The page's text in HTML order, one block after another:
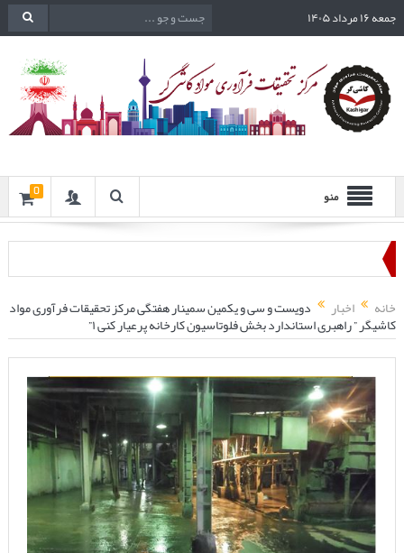
جمعه ۱۶ مرداد ۱۴۰۵
منو 0
خانه اخبار دویست و سی و یکمین سمینار هفتگی مرکز تحقیقات فرآوری مواد
کاشیگر ” راهبری استاندارد بخش فلوتاسیون کارخانه پرعیار کنی ۱”